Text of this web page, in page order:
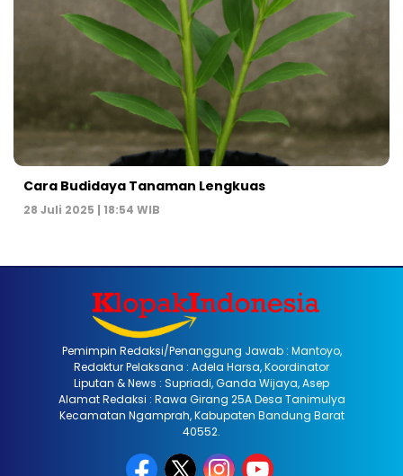
Cara Budidaya Tanaman Lengkuas
28 Juli 2025 | 18:54 WIB
Pemimpin Redaksi/Penanggung Jawab : Mantoyo,
Redaktur Pelaksana : Adela Harsa, Koordinator
Liputan & News : Supriadi, Ganda Wijaya, Asep
Alamat Redaksi : Rawa Girang 25A Desa Tanimulya
Kecamatan Ngamprah, Kabupaten Bandung Barat
40552.